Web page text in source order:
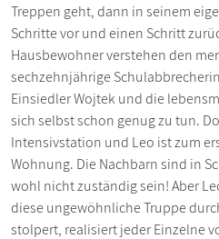
Treppen geht, dann in seinem
Schritte vor und einen Schritt
Hausbewohner verstehen den
sechzehnjährige
Einsiedler Wojtek und die
sich selbst schon genug zu tun.
Intensivstation und Leo ist zum
Wohnung. Die Nachbarn sind in
wohl nicht zuständig sein! Aber
diese ungewöhnliche Truppe
stolpert, realisiert jeder Einzelne